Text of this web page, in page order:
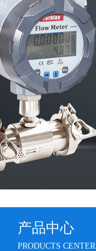
产品中心
PRODUCTS CENTER